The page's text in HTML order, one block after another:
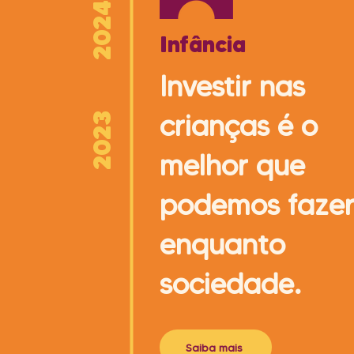
2024
2023
Infância
Investir nas
crianças é o
melhor que
podemos fazer
enquanto
sociedade.
Saiba mais